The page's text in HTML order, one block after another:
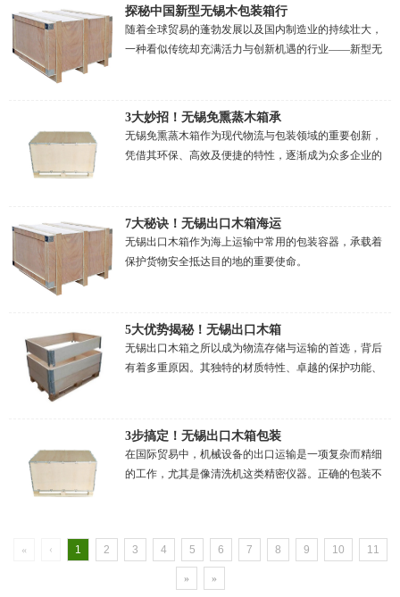
探秘中国新型无锡木包装箱行
随着全球贸易的蓬勃发展以及国内制造业的持续壮大，
一种看似传统却充满活力与创新机遇的行业——新型无
3大妙招！无锡免熏蒸木箱承
无锡免熏蒸木箱作为现代物流与包装领域的重要创新，
凭借其环保、高效及便捷的特性，逐渐成为众多企业的
7大秘诀！无锡出口木箱海运
无锡出口木箱作为海上运输中常用的包装容器，承载着
保护货物安全抵达目的地的重要使命。
5大优势揭秘！无锡出口木箱
无锡出口木箱之所以成为物流存储与运输的首选，背后
有着多重原因。其独特的材质特性、卓越的保护功能、
3步搞定！无锡出口木箱包装
在国际贸易中，机械设备的出口运输是一项复杂而精细
的工作，尤其是像清洗机这类精密仪器。正确的包装不
« ‹ 1 2 3 4 5 6 7 8 9 10 11
» »